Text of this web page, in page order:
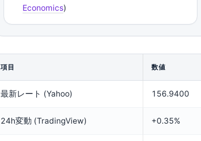
Economics)
項目 数値
最新レート (Yahoo) 156.9400
24h変動 (TradingView) +0.35%